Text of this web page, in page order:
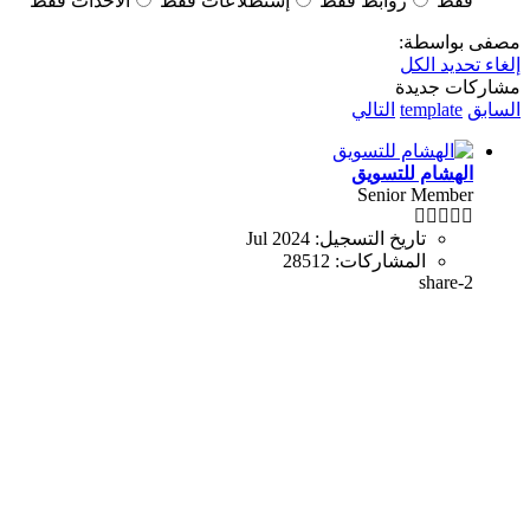
مصفى بواسطة:
إلغاء تحديد الكل
مشاركات جديدة
السابق template التالي
الهشام للتسويق
Senior Member
تاريخ التسجيل: Jul 2024
المشاركات: 28512
share-2